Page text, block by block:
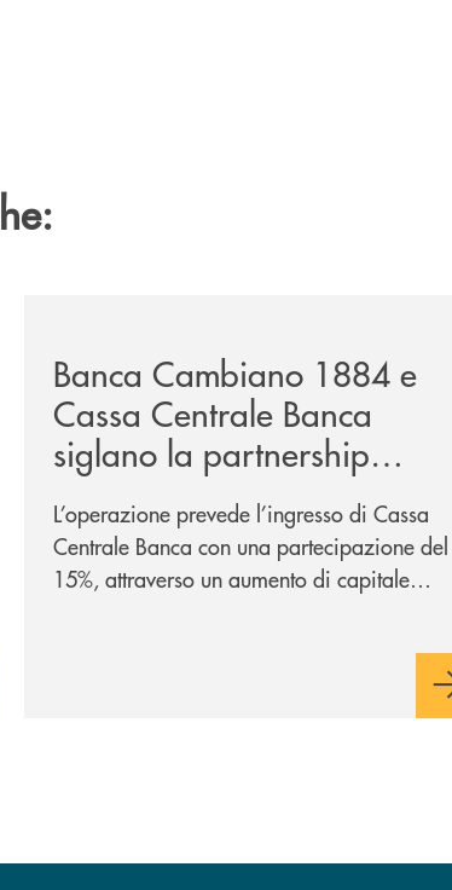
Banca Cambiano 1884 e
Cassa Centrale Banca
siglano la partnership
strategica
L’operazione prevede l’ingresso di Cassa
Centrale Banca con una partecipazione del
15%, attraverso un aumento di capitale
sulla condivisione di valori comuni e sulla
prossimità ai territori, per ampliare l’offerta